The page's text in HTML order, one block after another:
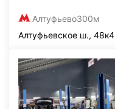
Алтуфьево300м
Алтуфьевское ш., 48к4